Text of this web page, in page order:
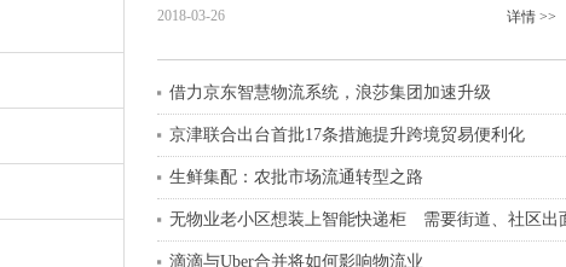
详情 >>
2018-03-26
借力京东智慧物流系统，浪莎集团加速升级
京津联合出台首批17条措施提升跨境贸易便利化
生鲜集配：农批市场流通转型之路
无物业老小区想装上智能快递柜 需要街道、社区出
滴滴与Uber合并将如何影响物流业